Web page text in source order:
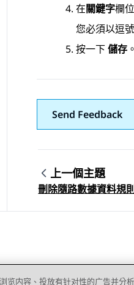
在關鍵字欄
您必須以逗
按一下儲存 。
Send Feedback
Topic
上一個主題
刪除隨路數據資料規則
览内容、投放有针对性的广告并分